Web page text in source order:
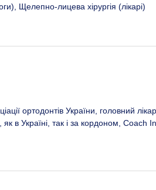
Щелепно-лицева хірургія (лікарі)
ортодонтів України, головний
як в Україні, так і за кордоном, Coach